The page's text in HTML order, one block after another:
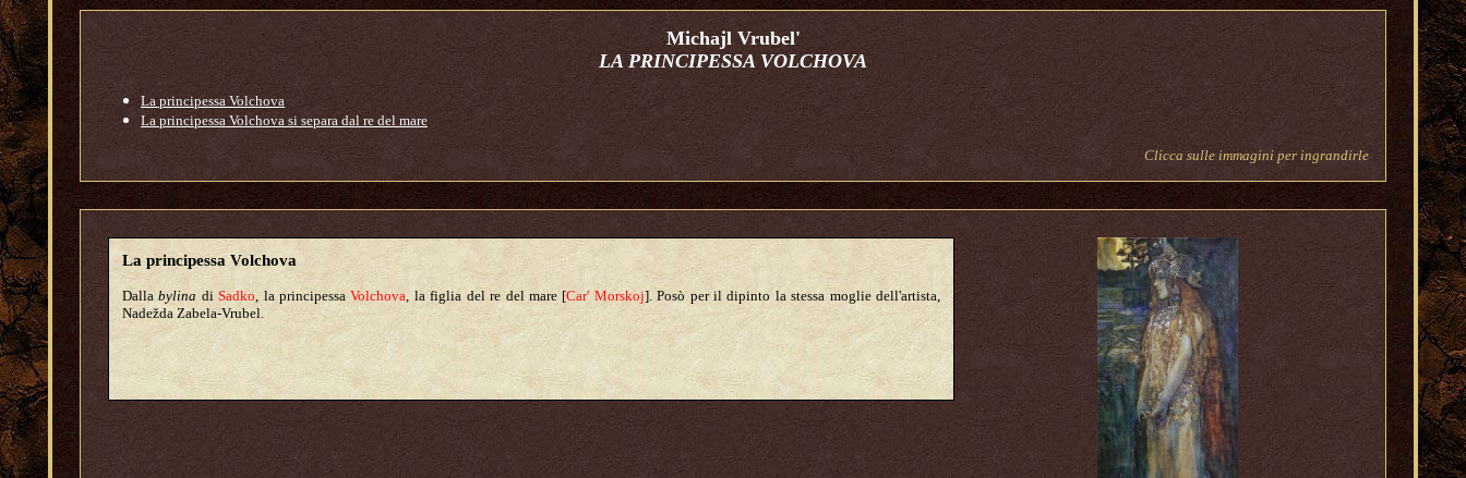
Michajl Vrubel'
LA PRINCIPESSA VOLCHOVA
La principessa Volchova
La principessa Volchova si separa dal re del mare
Clicca sulle immagini per ingrandirle
La principessa Volchova
Dallabylina diSadko, la principessaVolchova, la figlia del re del mare [Car' Morskoj]. Posò per il dipinto la stessa moglie dell'artista,
Nadežda Zabela-Vrubel.